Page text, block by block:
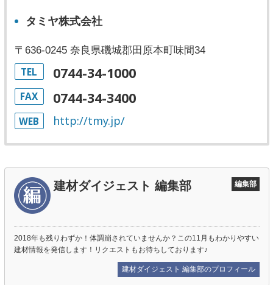
タミヤ株式会社
〒636-0245 奈良県磯城郡田原本町味間34
TEL 0744-34-1000
FAX 0744-34-3400
WEB http://tmy.jp/
建材ダイジェスト 編集部 編集部
2018年も残りわずか！体調崩されていませんか？この11月もわかりやすい
建材情報を発信します！リクエストもお待ちしております♪
建材ダイジェスト 編集部のプロフィール